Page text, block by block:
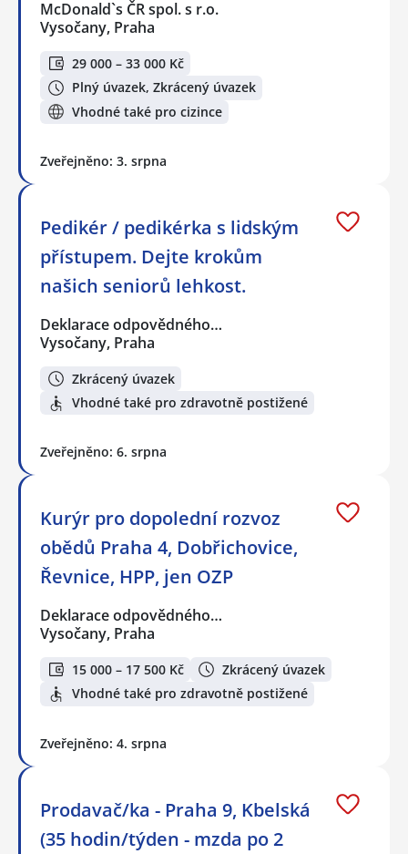
McDonald`s ČR spol. s r.o.
Vysočany, Praha
29 000 – 33 000 Kč
Plný úvazek, Zkrácený úvazek
Vhodné také pro cizince
Zveřejněno: 3. srpna
Pedikér / pedikérka s lidským
přístupem. Dejte krokům
našich seniorů lehkost.
Deklarace odpovědného…
Vysočany, Praha
Zkrácený úvazek
Vhodné také pro zdravotně postižené
Zveřejněno: 6. srpna
Kurýr pro dopolední rozvoz
obědů Praha 4, Dobřichovice,
Řevnice, HPP, jen OZP
Deklarace odpovědného…
Vysočany, Praha
15 000 – 17 500 Kč
Zkrácený úvazek
Vhodné také pro zdravotně postižené
Zveřejněno: 4. srpna
Prodavač/ka - Praha 9, Kbelská
(35 hodin/týden - mzda po 2